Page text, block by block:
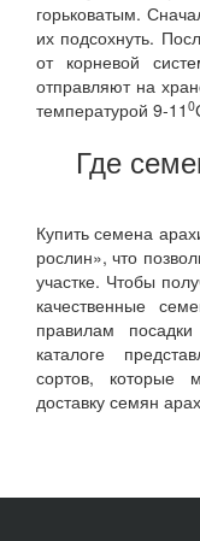
горьковатым.
их подсохнуть.
от корневой
отправляют на
температурой 9-11 0
Где
Купить семена
рослин», что
участке. Чтобы
качественные
правилам
каталоге
сортов, которые
доставку семян